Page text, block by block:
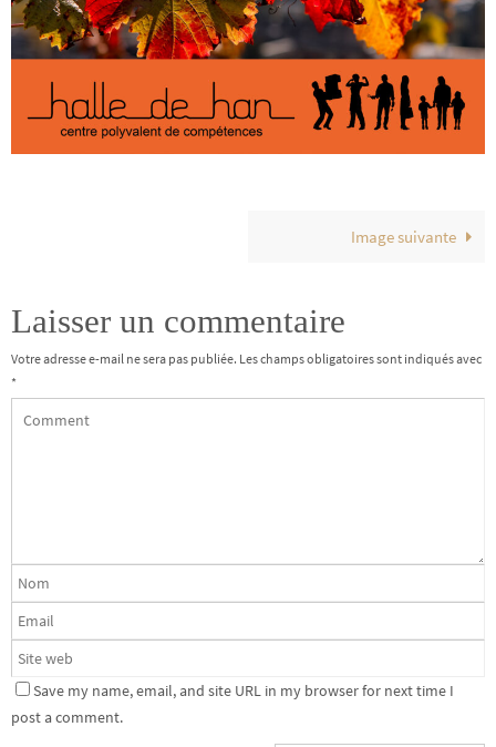
Image suivante
Laisser un commentaire
Votre adresse e-mail ne sera pas publiée. Les champs obligatoires sont indiqués avec
*
Save my name, email, and site URL in my browser for next time I
post a comment.